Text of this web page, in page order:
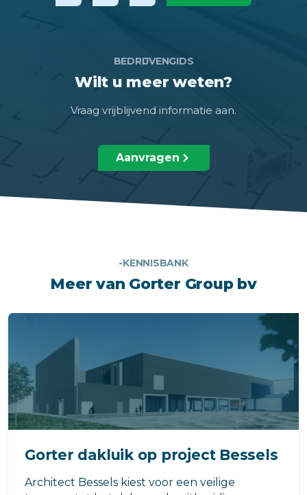
BEDRIJVENGIDS
Wilt u meer weten?
Vraag vrijblijvend informatie aan.
Aanvragen
-KENNISBANK
Meer van Gorter Group bv
Gorter dakluik op project Bessels
Architect Bessels kiest voor een veilige